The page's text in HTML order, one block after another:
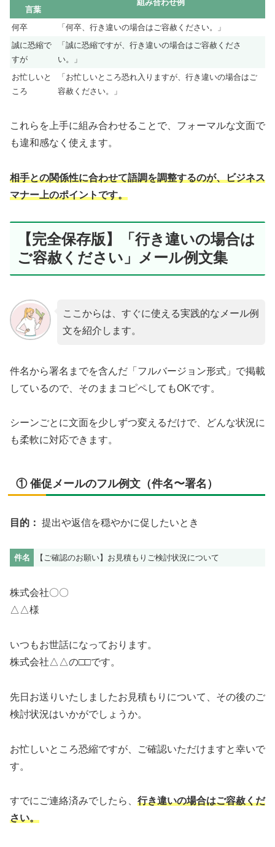
言葉
組み合わせ例
何卒
「何卒、行き違いの場合はご容赦ください。」
誠に恐縮で
すが
「誠に恐縮ですが、行き違いの場合はご容赦くださ
い。」
お忙しいと
ころ
「お忙しいところ恐れ入りますが、行き違いの場合はご
容赦ください。」
これらを上手に組み合わせることで、フォーマルな文面で
も違和感なく使えます。
相手との関係性に合わせて語調を調整するのが、ビジネス
マナー上のポイントです。
【完全保存版】「行き違いの場合は
ご容赦ください」メール例文集
ここからは、すぐに使える実践的なメール例
文を紹介します。
件名から署名までを含んだ「フルバージョン形式」で掲載
しているので、そのままコピペしてもOKです。
シーンごとに文面を少しずつ変えるだけで、どんな状況に
も柔軟に対応できます。
① 催促メールのフル例文（件名〜署名）
目的： 提出や返信を穏やかに促したいとき
件名 【ご確認のお願い】お見積もりご検討状況について
株式会社〇〇
△△様
いつもお世話になっております。
株式会社△△の□□です。
先日お送りいたしましたお見積もりについて、その後のご
検討状況はいかがでしょうか。
お忙しいところ恐縮ですが、ご確認いただけますと幸いで
す。
すでにご連絡済みでしたら、 行き違いの場合はご容赦くだ
さい。